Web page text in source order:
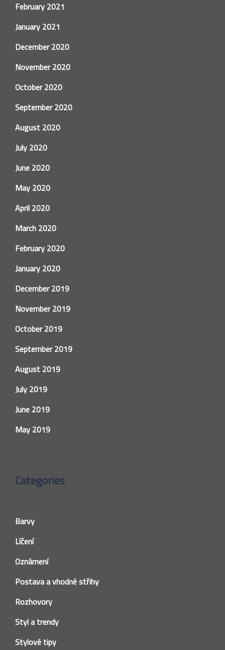
February 2021
January 2021
December 2020
November 2020
October 2020
September 2020
August 2020
July 2020
June 2020
May 2020
April 2020
March 2020
February 2020
January 2020
December 2019
November 2019
October 2019
September 2019
August 2019
July 2019
June 2019
May 2019
Categories
Barvy
Líčení
Oznámení
Postava a vhodné střihy
Rozhovory
Styl a trendy
Stylové tipy